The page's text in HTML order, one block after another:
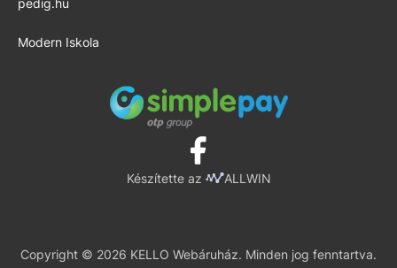
pedig.hu
Modern Iskola
Készítette az ALLWIN
Copyright © 2026 KELLO Webáruház. Minden jog fenntartva.